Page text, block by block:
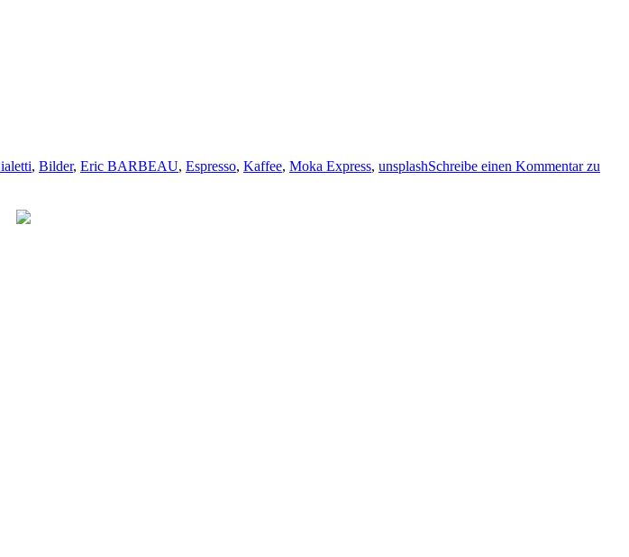
, Bilder, Eric BARBEAU, Espresso, Kaffee, Moka Express, unsplashSchreibe einen Kommentarzu